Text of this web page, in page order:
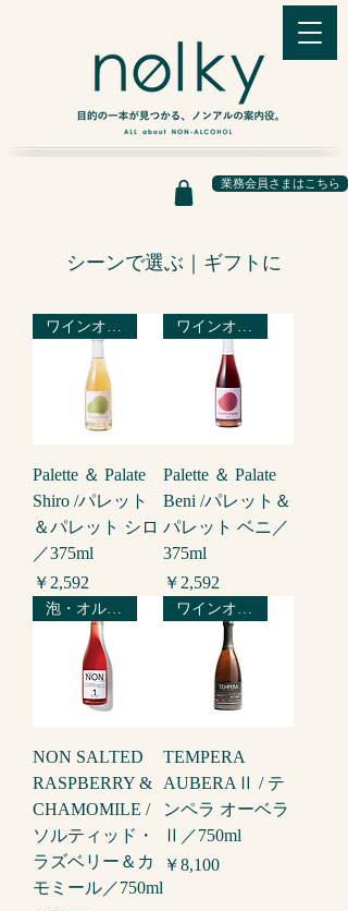
業務会員さまはこちら
シーンで選ぶ｜ギフトに
ワインオルタナティブ
Palette ＆ Palate
Shiro /パレット
＆パレット シロ
／375ml
価格
￥2,592
ワインオルタナティブ
Palette ＆ Palate
Beni /パレット＆
パレット ベニ／
375ml
価格
￥2,592
泡・オルタナティブ
NON SALTED
RASPBERRY &
CHAMOMILE /
ソルティッド・
ラズベリー＆カ
モミール／750ml
ワインオルタナティブ
TEMPERA
AUBERAⅡ / テ
ンペラ オーベラ
Ⅱ／750ml
価格
￥8,100